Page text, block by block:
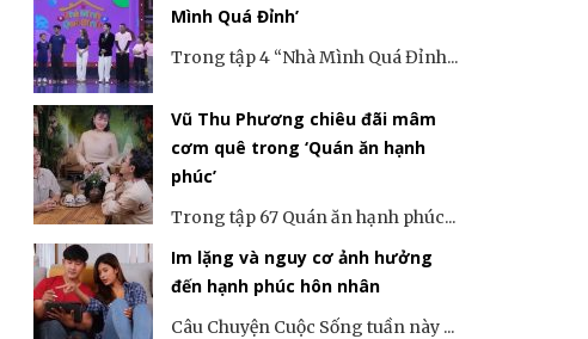
Mình Quá Đỉnh’
Trong tập 4 “Nhà Mình Quá Đỉnh...
Vũ Thu Phương chiêu đãi mâm
cơm quê trong ‘Quán ăn hạnh
phúc’
Trong tập 67 Quán ăn hạnh phúc...
Im lặng và nguy cơ ảnh hưởng
đến hạnh phúc hôn nhân
Câu Chuyện Cuộc Sống tuần này ...